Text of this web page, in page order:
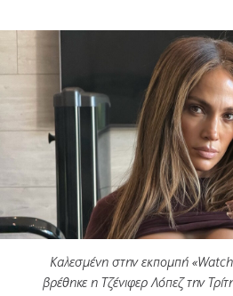
Καλεσμένη στην εκπομπή
βρέθηκε η Τζένιφερ Λόπεζ την